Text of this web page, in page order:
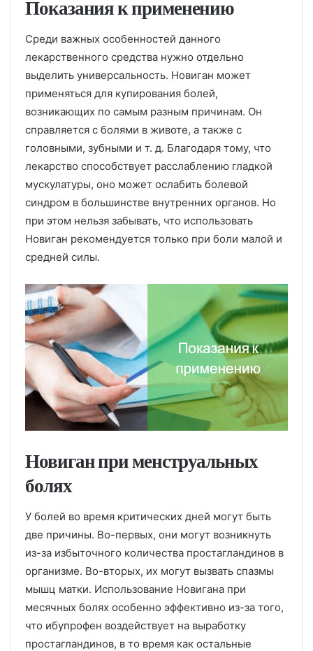
Показания к применению
Среди важных особенностей данного
лекарственного средства нужно отдельно
выделить универсальность. Новиган может
применяться для купирования болей,
возникающих по самым разным причинам. Он
справляется с болями в животе, а также с
головными, зубными и т. д. Благодаря тому, что
лекарство способствует расслаблению гладкой
мускулатуры, оно может ослабить болевой
синдром в большинстве внутренних органов. Но
при этом нельзя забывать, что использовать
Новиган рекомендуется только при боли малой и
средней силы.
Новиган при менструальных
болях
У болей во время критических дней могут быть
две причины. Во-первых, они могут возникнуть
из-за избыточного количества простагландинов в
организме. Во-вторых, их могут вызвать спазмы
мышц матки. Использование Новигана при
месячных болях особенно эффективно из-за того,
что ибупрофен воздействует на выработку
простагландинов, в то время как остальные